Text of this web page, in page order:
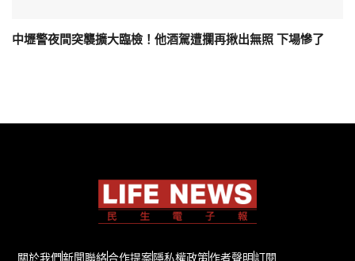
中壢警夜間突襲擴大臨檢！他酒駕遭攔再揪出無照 下場慘了
關於我們新聞聯絡合作提案隱私權政策作者聲明訂閱